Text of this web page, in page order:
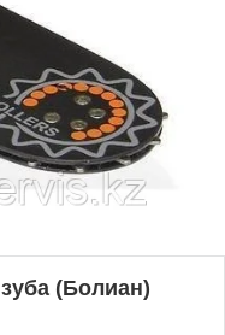
(Болиан)